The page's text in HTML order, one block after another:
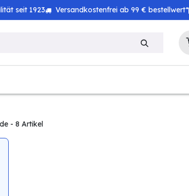
seit 1923 Versandkostenfrei ab 99 € bestellwert*
- 8 Artikel